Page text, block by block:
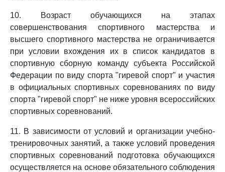
10. Возраст обучающихся на этапах
совершенствования спортивного мастерства и
высшего спортивного мастерства не ограничивается
при условии вхождения их в список кандидатов в
спортивную сборную команду субъекта Российской
Федерации по виду спорта "гиревой спорт" и участия
в официальных спортивных соревнованиях по виду
спорта "гиревой спорт" не ниже уровня всероссийских
спортивных соревнований.
11. В зависимости от условий и организации учебно-
тренировочных занятий, а также условий проведения
спортивных соревнований подготовка обучающихся
осуществляется на основе обязательного соблюдения